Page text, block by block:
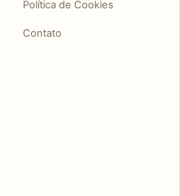
Política de Cookies
Contato